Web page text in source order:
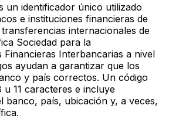
un identificador único utilizado
e instituciones financieras de
internacionales de
Sociedad para la
Financieras Interbancarias a nivel
ayudan a garantizar que los
y país correctos. Un código
11 caracteres e incluye
banco, país, ubicación y, a veces,